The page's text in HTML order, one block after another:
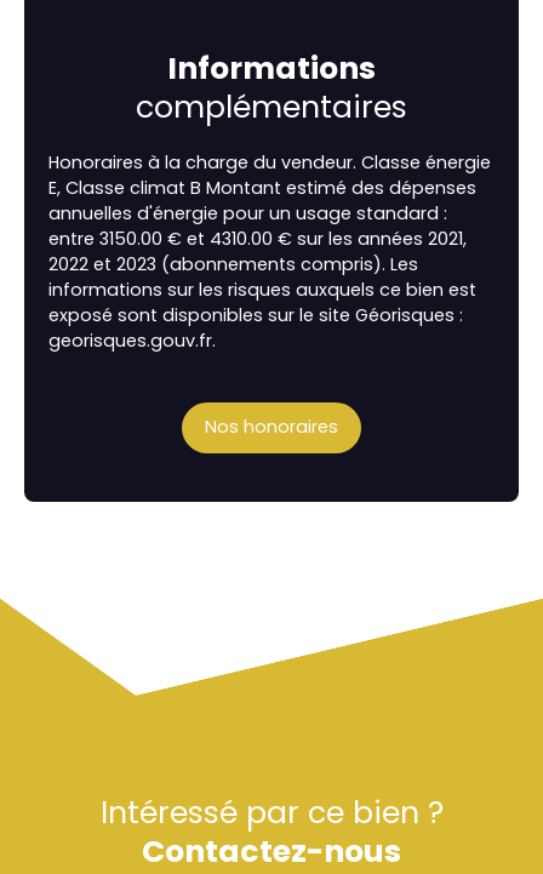
Informations
complémentaires
Honoraires à la charge du vendeur. Classe énergie
E, Classe climat B Montant estimé des dépenses
annuelles d'énergie pour un usage standard :
entre 3150.00 € et 4310.00 € sur les années 2021,
2022 et 2023 (abonnements compris). Les
informations sur les risques auxquels ce bien est
exposé sont disponibles sur le site Géorisques :
georisques.gouv.fr.
Nos honoraires
Intéressé par ce bien ?
Contactez-nous